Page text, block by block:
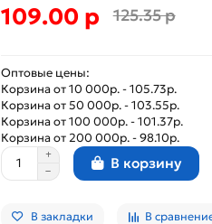
109.00 р 125.35 р
Оптовые цены:
Корзина от 10 000р. - 105.73р.
Корзина от 50 000р. - 103.55р.
Корзина от 100 000р. - 101.37р.
Корзина от 200 000р. - 98.10р.
В корзину
В закладки В